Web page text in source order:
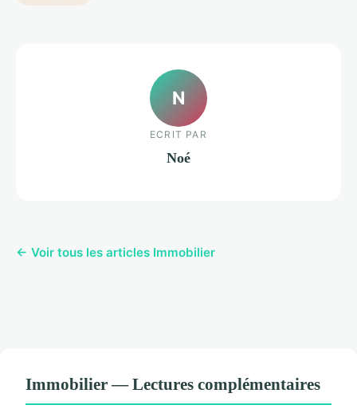
N
ECRIT PAR
Noé
← Voir tous les articles Immobilier
Immobilier — Lectures complémentaires